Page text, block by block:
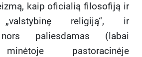
kaip oficialią filosofiją ir
„valstybinę religiją“, ir
paliesdamas (labai
pastoracinėje